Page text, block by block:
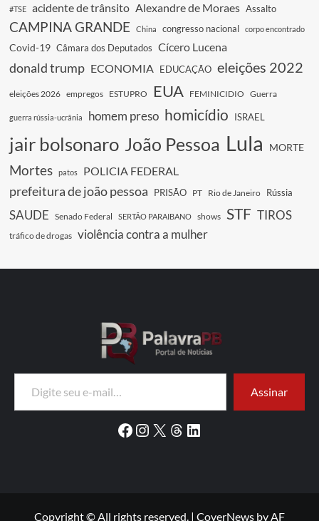
#TSE acidente de trânsito Alexandre de Moraes Assalto
CAMPINA GRANDE China congresso nacional corpo encontrado
Covid-19 Câmara dos Deputados Cícero Lucena
donald trump ECONOMIA EDUCAÇÃO eleições 2022
eleições 2026 empregos ESTUPRO EUA FEMINICIDIO Guerra
guerra rússia-ucrânia homem preso homicídio ISRAEL
jair bolsonaro João Pessoa Lula MORTE
Mortes patos POLICIA FEDERAL
prefeitura de joão pessoa PRISÃO PT Rio de Janeiro Rússia
SAUDE Senado Federal SERTÃO PARAIBANO shows STF TIROS
tráfico de drogas violência contra a mulher
Digite seu e-mail…
Assinar
Facebook
Instagram
X Threads
LinkedIn
Copyright © All rights reserved. | CoverNews by AF